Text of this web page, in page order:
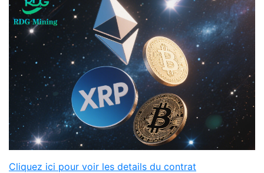
Cliquez ici pour voir les details du contrat